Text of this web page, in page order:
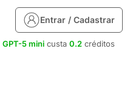
Entrar / Cadastrar
GPT-5 minicusta 0.2créditos